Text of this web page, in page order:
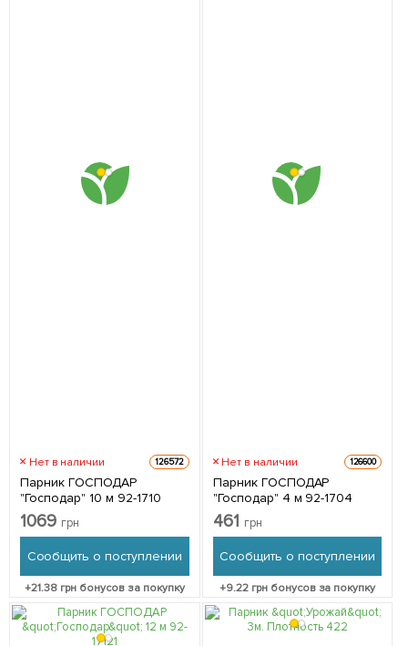
Нет в наличии 126572
Парник ГОСПОДАР
"Господар" 10 м 92-1710
1069 грн
Сообщить о поступлении
+21.38грн бонусов за покупку
Нет в наличии 126600
Парник ГОСПОДАР
"Господар" 4 м 92-1704
461 грн
Сообщить о поступлении
+9.22грн бонусов за покупку